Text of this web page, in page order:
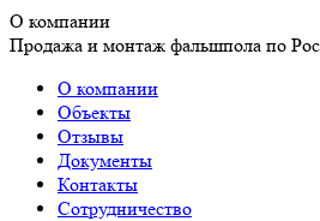
О компании
Продажа и монтаж фальшпола по
О компании
Объекты
Отзывы
Документы
Контакты
Сотрудничество